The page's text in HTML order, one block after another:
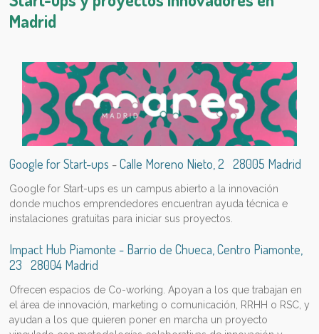
Madrid
Google for Start-ups -Calle Moreno Nieto, 2 28005 Madrid
Google for Start-ups es un campus abierto a la innovación
donde muchos emprendedores encuentran ayuda técnica e
instalaciones gratuitas para iniciar sus proyectos.
Impact Hub Piamonte - Barrio de Chueca, Centro Piamonte,
23 28004 Madrid
Ofrecen espacios de Co-working. Apoyan a los que trabajan en
el área de innovación, marketing o comunicación, RRHH o RSC, y
ayudan a los que quieren poner en marcha un proyecto